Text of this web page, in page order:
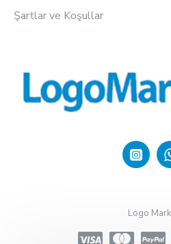
Şartlar ve Koşullar
Logo